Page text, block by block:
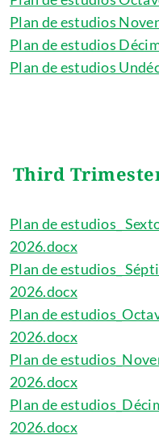
Plan de estudios
Plan de estudios
Plan de estudios
Third
Plan de estudios_
2026.docx
Plan de estudios_
2026.docx
Plan de
2026.docx
Plan de
2026.docx
Plan de
2026.docx